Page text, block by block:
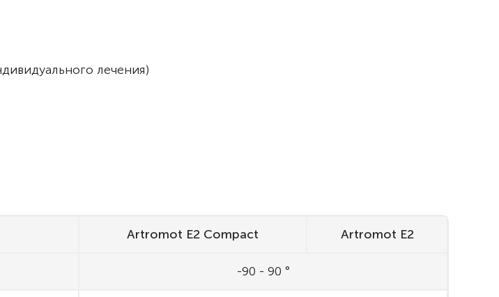
лечения)
Artromot E2 Compact Artromot E2
-90 - 90 °